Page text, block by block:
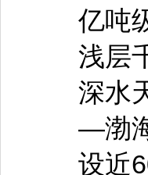
亿吨
浅层
深水
—渤
设近